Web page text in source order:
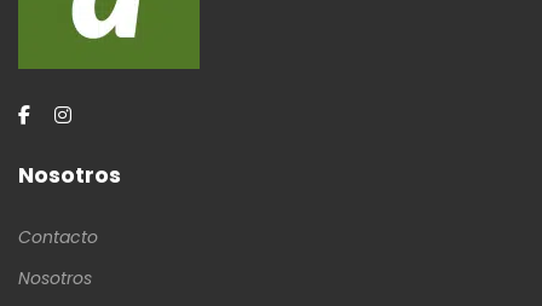
Nosotros
Contacto
Nosotros